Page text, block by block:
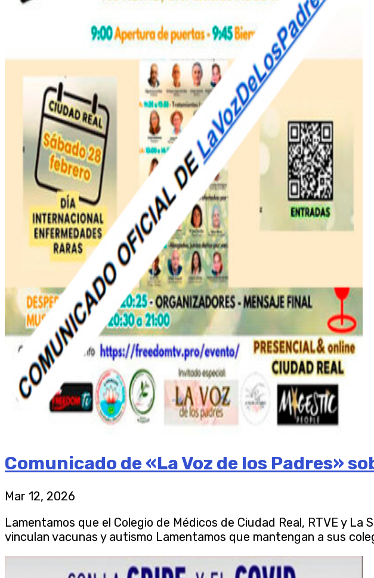
Comunicado de «La Voz de los Padres»
Mar 12, 2026
Lamentamos que el Colegio de Médicos de Ciudad Real, RTVE y
vinculan vacunas y autismo Lamentamos que mantengan a sus